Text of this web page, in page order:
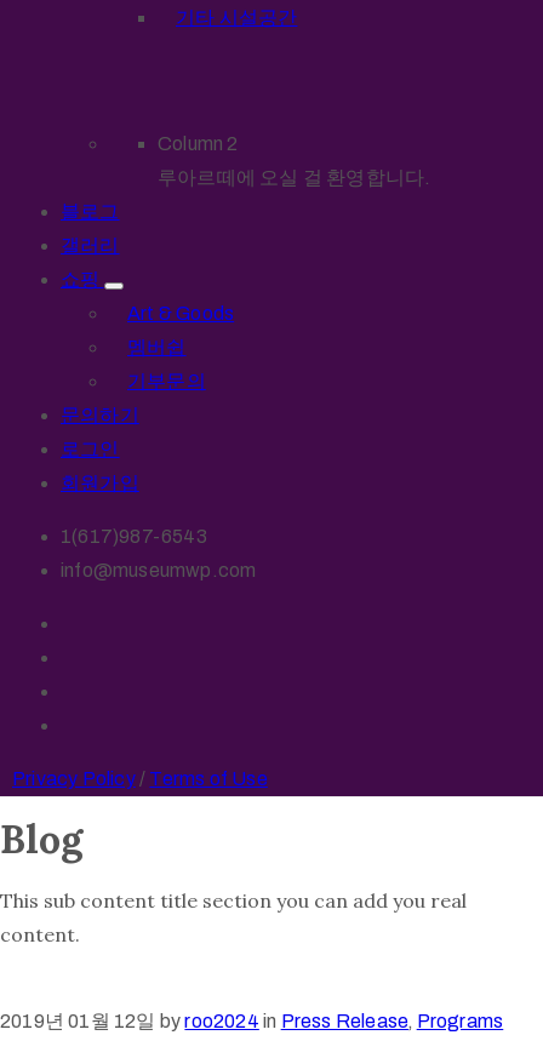
기타 시설공간
Column 2
루아르떼에 오실 걸 환영합니다.
블로그
갤러리
쇼핑
Art & Goods
멤버쉽
기부문의
문의하기
로그인
회원가입
1(617)987-6543
info@museumwp.com
Privacy Policy/ Terms of Use
Blog
This sub content title section you can add you real
content.
2019년 01월 12일 by roo2024 in Press Release‚ Programs